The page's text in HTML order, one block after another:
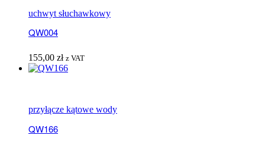
uchwyt słuchawkowy
QW004
155,00 zł z VAT
przyłącze kątowe wody
QW166